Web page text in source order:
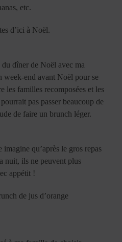
etc.
d’ici à Noël.
dîner de Noël avec ma
end avant Noël pour se
les familles recomposées et les
pas passer beaucoup de
de faire un brunch léger.
qu’après le gros repas
nuit, ils ne peuvent plus
appétit !
de jus d’orange